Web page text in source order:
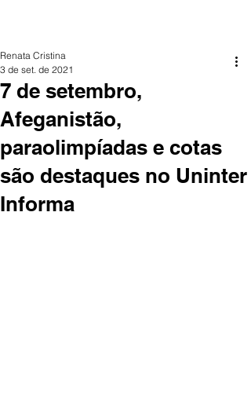
7 de setembro,
Afeganistão,
paraolimpíadas e cotas
são destaques no Uninter
Informa
Renata Cristina
3 de set. de 2021